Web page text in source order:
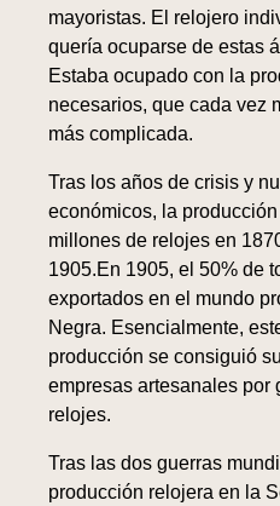
mayoristas. El relojero
quería ocuparse de estas
Estaba ocupado con la
necesarios, que cada vez
más complicada.
Tras los años de crisis y
económicos, la
millones de relojes en
1905.En 1905, el 50% de
exportados en el mundo
Negra. Esencialmente,
producción se consiguió
empresas artesanales por
relojes.
Tras las dos guerras
producción relojera en la